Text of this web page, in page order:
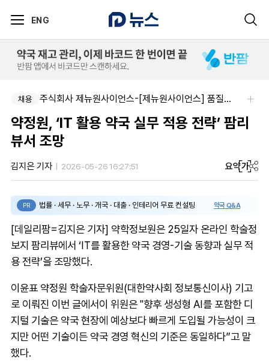
ENG
채용 주식회사 제뉴원사이언스-[제뉴원사이언스] 품질관리약사 모집(경력무관)
약정원, ‘IT 활용 약국 실무 적용 전략’ 팜리
뷰서 조망
김지은 기자 2026-05-26 16:27:51 요약가
PR 법률 · 세무 · 노무 · 개국 · 대출 · 인테리어 무료 컨설팅 약국 Q&A
[데일리팜=김지은 기자] 약학정보원은 25일자 온라인 학술정
보지 팜리뷰에서 ‘IT를 활용한 약국 경영-기술 동향과 실무 적
용 전략’을 조망했다.
이윤표 약정원 학술자문위원(대한약사회 정보통신이사) 기고
로 이뤄진 이번 글에서이 위원은 "향후 생성형 AI를 포함한 디
지털 기술은 약국 현장에 예상보다 빠르게 도입될 가능성이 크
지만 어떤 기술이든 약국 경영 혁신의 기준은 동일하다”고 말
했다.